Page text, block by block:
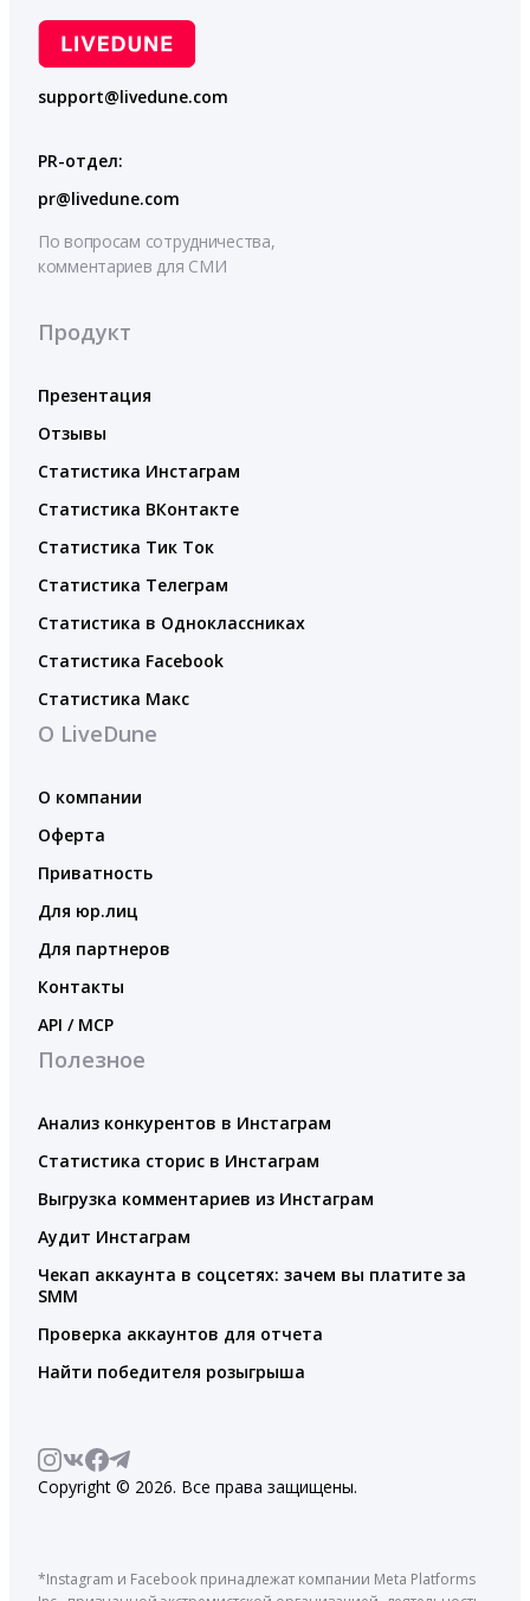
support@livedune.com
PR-отдел:
pr@livedune.com
По вопросам сотрудничества,
комментариев для СМИ
Продукт
Презентация
Отзывы
Статистика Инстаграм
Статистика ВКонтакте
Статистика Тик Ток
Статистика Телеграм
Статистика в Одноклассниках
Статистика Facebook
Статистика Макс
О LiveDune
О компании
Оферта
Приватность
Для юр.лиц
Для партнеров
Контакты
API / MCP
Полезное
Анализ конкурентов в Инстаграм
Статистика сторис в Инстаграм
Выгрузка комментариев из Инстаграм
Аудит Инстаграм
Чекап аккаунта в соцсетях: зачем вы платите за
SMM
Проверка аккаунтов для отчета
Найти победителя розыгрыша
Copyright © 2026. Все права защищены.
*Instagram и Facebook принадлежат компании Meta Platforms